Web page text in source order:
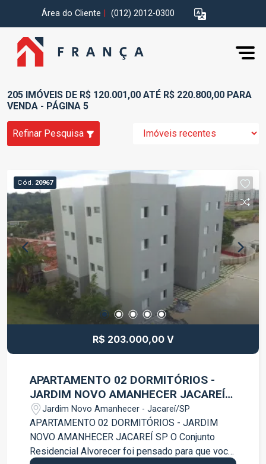
Área do Cliente (012) 2012-0300
205 IMÓVEIS DE R$ 120.001,00 ATÉ R$ 220.800,00 PARA
VENDA - PÁGINA 5
Refinar Pesquisa
Cód. 20967
R$ 203.000,00 V
APARTAMENTO 02 DORMITÓRIOS -
JARDIM NOVO AMANHECER JACAREÍ
SPJardim Novo Amanhecer - Jacareí/SP
APARTAMENTO 02 DORMITÓRIOS - JARDIM
NOVO AMANHECER JACAREÍ SP O Conjunto
Residencial Alvorecer foi pensado para que você